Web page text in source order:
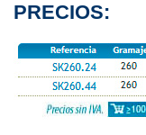
PRECIOS: